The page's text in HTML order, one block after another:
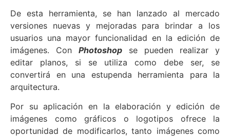
De esta herramienta, se han lanzado al mercado
versiones nuevas y mejoradas para brindar a los
usuarios una mayor funcionalidad en la edición de
imágenes. Con Photoshop se pueden realizar y
editar planos, si se utiliza como debe ser, se
convertirá en una estupenda herramienta para la
arquitectura.
Por su aplicación en la elaboración y edición de
imágenes como gráficos o logotipos ofrece la
oportunidad de modificarlos, tanto imágenes como